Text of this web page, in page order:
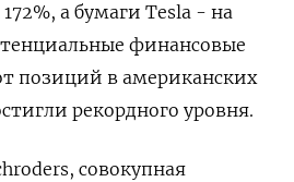
а бумаги Tesla - на
финансовые
позиций в американских
рекордного уровня.
совокупная